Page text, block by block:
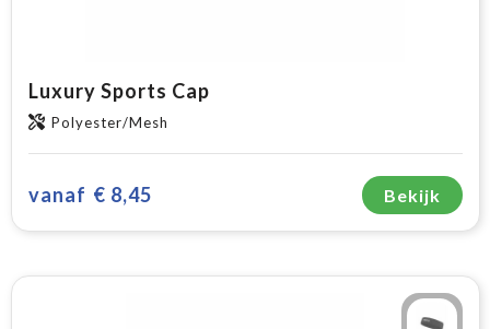
Luxury Sports Cap
Polyester/Mesh
vanaf € 8,45 Bekijk